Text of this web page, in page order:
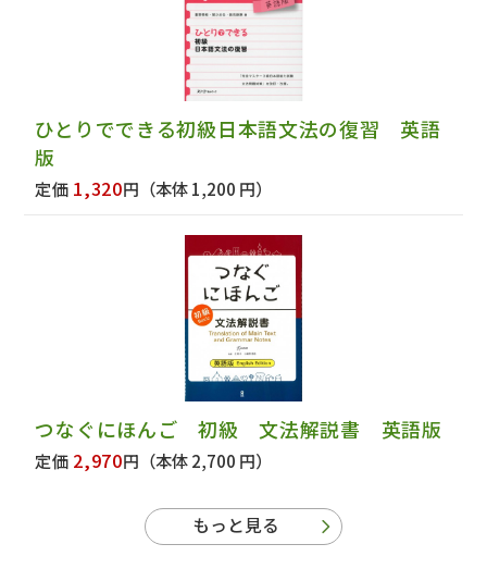
ひとりでできる初級日本語文法の復習 英語
版
定価 1,320円 （本体 1,200 円）
つなぐにほんご 初級 文法解説書 英語版
定価 2,970円 （本体 2,700 円）
もっと見る